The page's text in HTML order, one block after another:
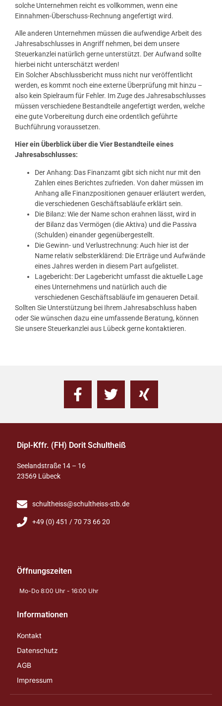
solche Unternehmen reicht es vollkommen, wenn eine
Einnahmen-Überschuss-Rechnung angefertigt wird.
Alle anderen Unternehmen müssen die aufwendige Arbeit des
Jahresabschlusses in Angriff nehmen, bei dem unsere
Steuerkanzlei natürlich gerne unterstützt. Der Aufwand sollte
hierbei nicht unterschätzt werden!
Ein Solcher Abschlussbericht muss nicht nur veröffentlicht
werden, es kommt noch eine externe Überprüfung mit hinzu –
also kein Spielraum für Fehler. Im Zuge des Jahresabschlusses
müssen verschiedene Bestandteile angefertigt werden, welche
eine gute Vorbereitung durch eine ordentlich geführte
Buchführung voraussetzen.
Hier ein Überblick über die Vier Bestandteile eines
Jahresabschlusses:
Der Anhang: Das Finanzamt gibt sich nicht nur mit den
Zahlen eines Berichtes zufrieden. Von daher müssen im
Anhang alle Finanzpositionen genauer erläutert werden,
die verschiedenen Geschäftsabläufe erklärt sein.
Die Bilanz: Wie der Name schon erahnen lässt, wird in
der Bilanz das Vermögen (die Aktiva) und die Passiva
(Schulden) einander gegenübergestellt.
Die Gewinn- und Verlustrechnung: Auch hier ist der
Name relativ selbsterklärend: Die Erträge und Aufwände
eines Jahres werden in diesem Part aufgelistet.
Lagebericht: Der Lagebericht umfasst die aktuelle Lage
eines Unternehmens und natürlich auch die
verschiedenen Geschäftsabläufe im genaueren Detail.
Sollten Sie Unterstützung bei Ihrem Jahresabschluss haben
oder Sie wünschen dazu eine umfassende Beratung, können
Sie unsere Steuerkanzlei aus Lübeck gerne kontaktieren.
Dipl-Kffr. (FH) Dorit Schultheiß
Seelandstraße 14 – 16
23569 Lübeck
schultheiss@schultheiss-stb.de
+49 (0) 451 / 70 73 66 20
Öffnungszeiten
Mo-Do 8:00 Uhr - 16:00 Uhr
Informationen
Kontakt
Datenschutz
AGB
Impressum